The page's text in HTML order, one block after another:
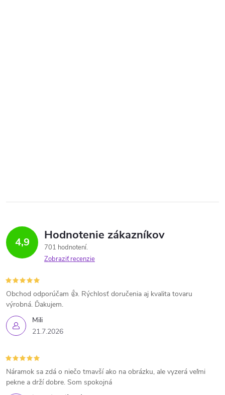
4,9 Hodnotenie zákazníkov
701 hodnotení
Zobraziť recenzie
Mili
21.7.2026
Obchod odporúčam 👍. Rýchlosť doručenia aj kvalita tovaru
výrobná. Ďakujem.
Náramok sa zdá o niečo tmavší ako na obrázku, ale vyzerá veľmi
pekne a drží dobre. Som spokojná